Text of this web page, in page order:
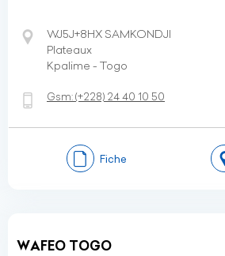
WJ5J+8HX SAMKONDJI
Plateaux
Kpalime - Togo
Gsm:(+228) 24 40 10 50
Fiche
WAFEO TOGO